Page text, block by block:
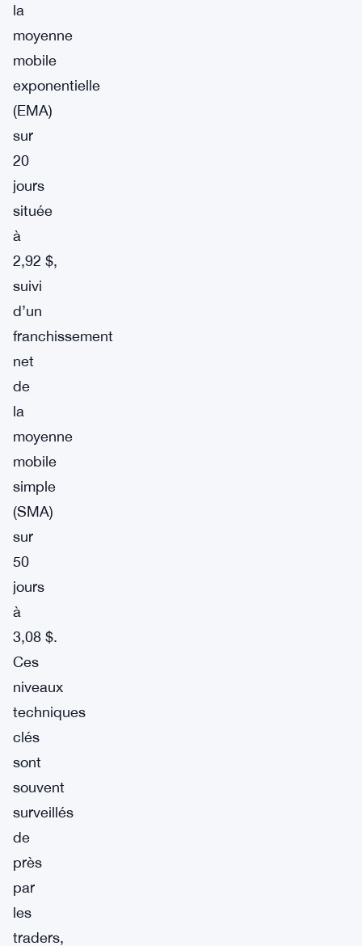
la
moyenne
mobile
exponentielle
(EMA)
sur
20
jours
située
à
2,92 $,
suivi
d’un
franchissement
net
de
la
moyenne
mobile
simple
(SMA)
sur
50
jours
à
3,08 $.
Ces
niveaux
techniques
clés
sont
souvent
surveillés
de
près
par
les
traders,